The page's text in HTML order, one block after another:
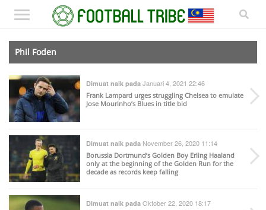
Phil Foden
Dimuat naik pada Januari 4, 2021 22:46
Frank Lampard urges struggling Chelsea to emulate
Jose Mourinho’s Blues in title bid
Dimuat naik pada November 26, 2020 11:14
Borussia Dortmund’s Golden Boy Erling Haaland
only at the beginning of the Golden Run for the
decade as records keep falling
Dimuat naik pada Oktober 22, 2020 18:17